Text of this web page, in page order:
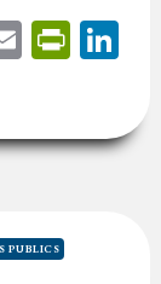
Email
PUBLICS